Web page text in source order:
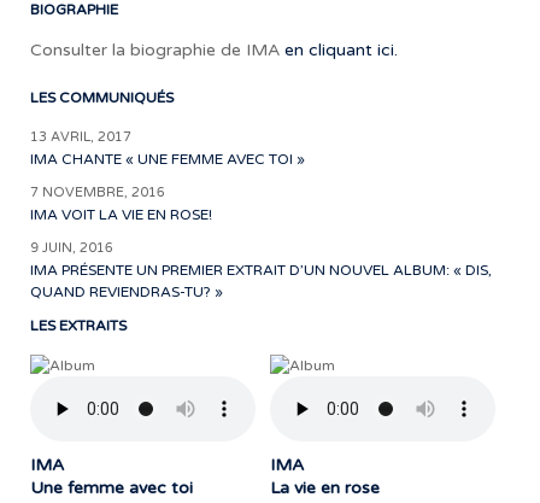
BIOGRAPHIE
Consulter la biographie de IMA en cliquant ici.
LES COMMUNIQUÉS
13 AVRIL, 2017
IMA CHANTE « UNE FEMME AVEC TOI »
7 NOVEMBRE, 2016
IMA VOIT LA VIE EN ROSE!
9 JUIN, 2016
IMA PRÉSENTE UN PREMIER EXTRAIT D’UN NOUVEL ALBUM: « DIS,
QUAND REVIENDRAS-TU? »
LES EXTRAITS
IMA
Une femme avec toi
IMA
La vie en rose